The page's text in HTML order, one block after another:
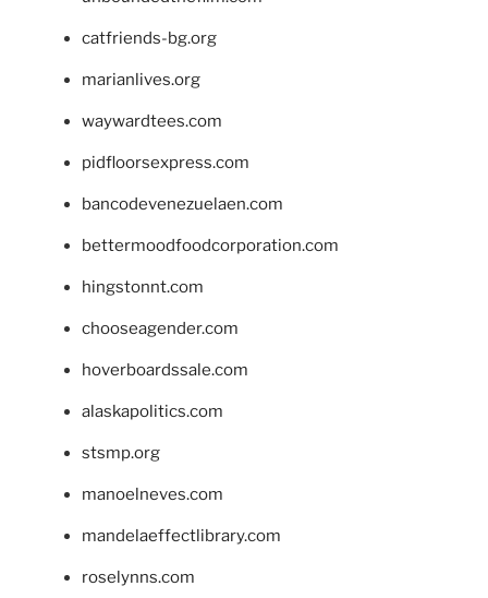
catfriends-bg.org
marianlives.org
waywardtees.com
pidfloorsexpress.com
bancodevenezuelaen.com
bettermoodfoodcorporation.com
hingstonnt.com
chooseagender.com
hoverboardssale.com
alaskapolitics.com
stsmp.org
manoelneves.com
mandelaeffectlibrary.com
roselynns.com